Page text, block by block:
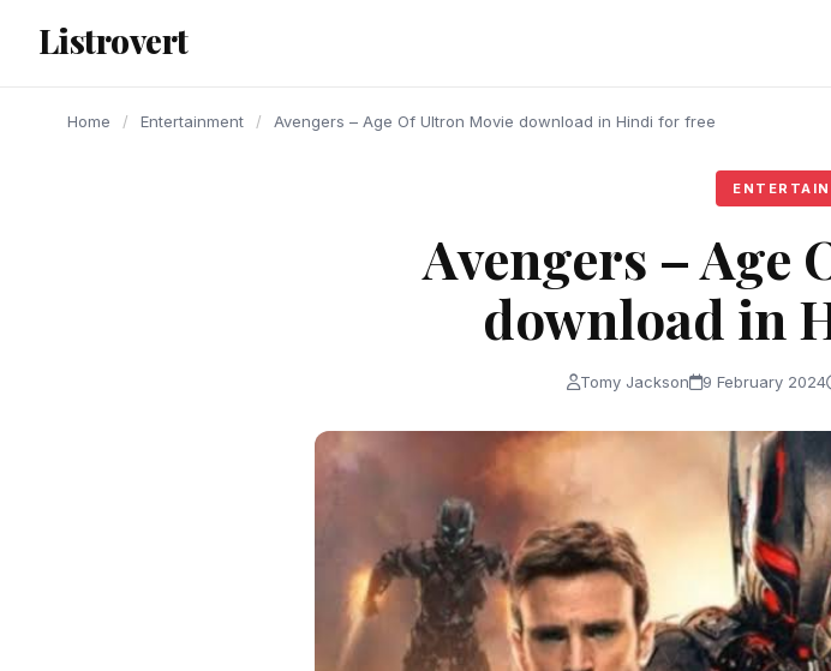
content
Listrovert
Home / Entertainment / Avengers – Age Of Ultron Movie download in Hindi for free
Avengers – Age
download in
Tomy Jackson 9 February 2024